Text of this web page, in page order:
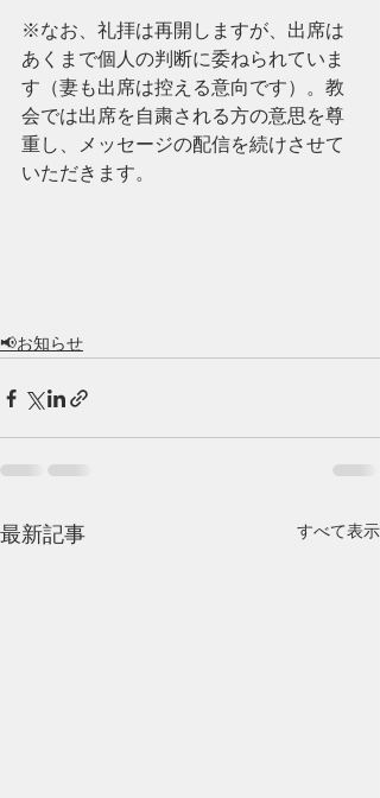
※なお、礼拝は再開しますが、出席は
あくまで個人の判断に委ねられていま
す（妻も出席は控える意向です）。教
会では出席を自粛される方の意思を尊
重し、メッセージの配信を続けさせて
いただきます。
📢お知らせ
最新記事 すべて表示